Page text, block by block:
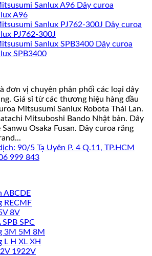
Dây curoa
A96
Dây curoa
PJ762-300J
Dây curoa
SPB3400
là đơn vị chuyên phân phối các loại dây
Giá sỉ từ các thương hiệu hàng đầu
Mitsusumi Sanlux Robota Thái Lan.
Mitsuboshi Bando Nhật bản. Dây
Sanwu Osaka Fusan. Dây curoa răng
90/5 Tạ Uyên P. 4 Q.11, TP.HCM
999 843
ABCDE
RECMF
8V
SPB SPC
3M 5M 8M
L H XL XH
1922V